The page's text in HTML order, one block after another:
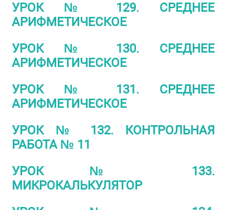
УРОК № 129. СРЕДНЕЕ
АРИФМЕТИЧЕСКОЕ
УРОК № 130. СРЕДНЕЕ
АРИФМЕТИЧЕСКОЕ
УРОК № 131. СРЕДНЕЕ
АРИФМЕТИЧЕСКОЕ
УРОК № 132. КОНТРОЛЬНАЯ
РАБОТА № 11
УРОК № 133.
МИКРОКАЛЬКУЛЯТОР